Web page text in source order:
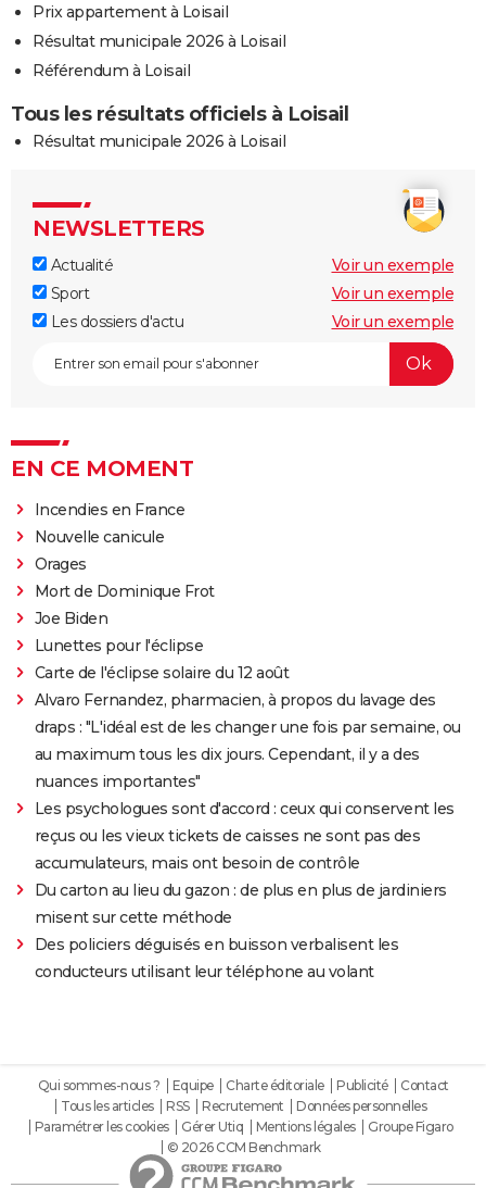
Prix appartement à Loisail
Résultat municipale 2026 à Loisail
Référendum à Loisail
Tous les résultats officiels à Loisail
Résultat municipale 2026 à Loisail
NEWSLETTERS
Actualité
Voir un exemple
Sport
Voir un exemple
Les dossiers d'actu
Voir un exemple
EN CE MOMENT
Incendies en France
Nouvelle canicule
Orages
Mort de Dominique Frot
Joe Biden
Lunettes pour l'éclipse
Carte de l'éclipse solaire du 12 août
Alvaro Fernandez, pharmacien, à propos du lavage des
draps : "L'idéal est de les changer une fois par semaine, ou
au maximum tous les dix jours. Cependant, il y a des
nuances importantes"
Les psychologues sont d'accord : ceux qui conservent les
reçus ou les vieux tickets de caisses ne sont pas des
accumulateurs, mais ont besoin de contrôle
Du carton au lieu du gazon : de plus en plus de jardiniers
misent sur cette méthode
Des policiers déguisés en buisson verbalisent les
conducteurs utilisant leur téléphone au volant
Qui sommes-nous ? Equipe Charte éditoriale Publicité
Contact
Tous les articles
RSS Recrutement
Données personnelles
Paramétrer les cookies
Gérer Utiq Mentions légales
Groupe Figaro
© 2026 CCM Benchmark